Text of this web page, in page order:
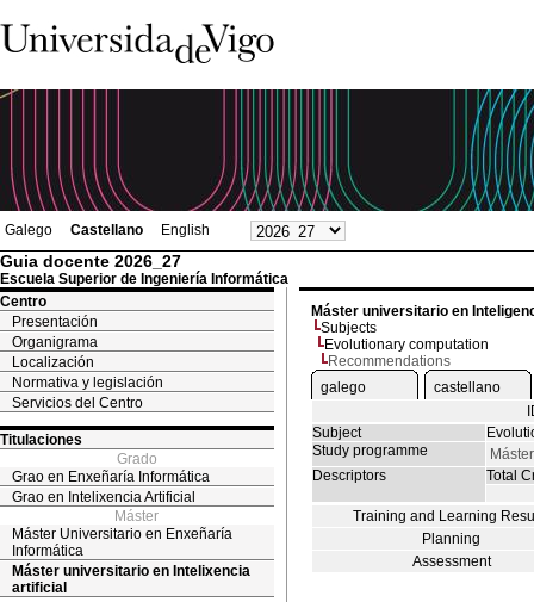
Galego Castellano English
Guia docente 2026_27
Escuela Superior de Ingeniería Informática
Centro
Presentación
Organigrama
Localización
Normativa y legislación
Servicios del Centro
Titulaciones
Grado
Grao en Enxeñaría Informática
Grao en Intelixencia Artificial
Máster
Máster Universitario en Enxeñaría
Informática
Máster universitario en Intelixencia
artificial
Máster universitario en
Subjects
Evolutionary computation
Recommendations
galego
castellano
Subject
Study programme
Descriptors
Total
Training and Learning
Planning
Assessment